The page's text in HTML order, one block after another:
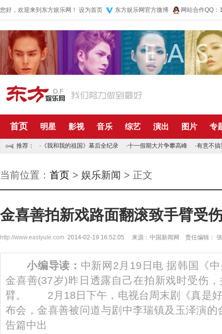
您好，欢迎来到东方娱乐网！ 设为首页 东方娱乐网官方微博 网站合作QQ
首页 明星 影视 音乐 综艺 演出 图片 专
推荐： · 《我和我的祖国》幕后全纪录 ·十一假期大片争攀高峰 ·有意不搞
当前位置： 首页 > 娱乐新闻 > 正文
金喜善拍新戏路面翻滚致手臂受
http://www.eastyule.com 2014-02-19 16:52:05 来源：中国新闻网 责任编辑：
小编导读： 中新网2月19日电 据韩国《
金喜善(37岁)昨日透露自己在拍新戏时受伤
臂。 2月18日下午，电视台周末剧《真是好
布会，金喜善被问道与剧中李瑞镇及玉泽演的
告篇中出